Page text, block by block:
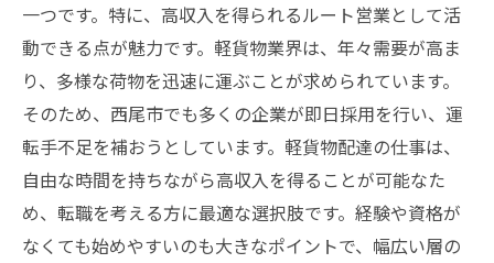
一つです。特に、高収入を得られるルート営業として活
動できる点が魅力です。軽貨物業界は、年々需要が高ま
り、多様な荷物を迅速に運ぶことが求められています。
そのため、西尾市でも多くの企業が即日採用を行い、運
転手不足を補おうとしています。軽貨物配達の仕事は、
自由な時間を持ちながら高収入を得ることが可能なた
め、転職を考える方に最適な選択肢です。経験や資格が
なくても始めやすいのも大きなポイントで、幅広い層の